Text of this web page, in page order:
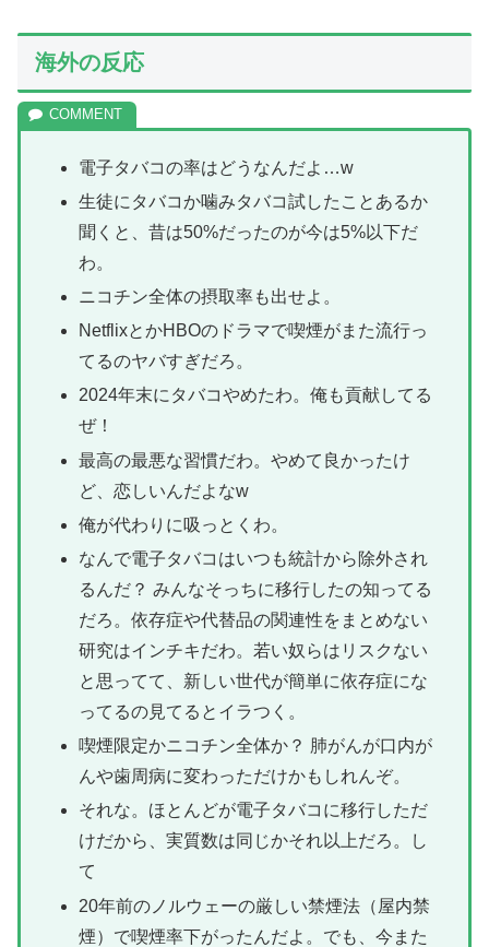
海外の反応
電子タバコの率はどうなんだよ…w
生徒にタバコか噛みタバコ試したことあるか
聞くと、昔は50%だったのが今は5%以下だ
わ。
ニコチン全体の摂取率も出せよ。
NetflixとかHBOのドラマで喫煙がまた流行っ
てるのヤバすぎだろ。
2024年末にタバコやめたわ。俺も貢献してる
ぜ！
最高の最悪な習慣だわ。やめて良かったけ
ど、恋しいんだよなw
俺が代わりに吸っとくわ。
なんで電子タバコはいつも統計から除外され
るんだ？ みんなそっちに移行したの知ってる
だろ。依存症や代替品の関連性をまとめない
研究はインチキだわ。若い奴らはリスクない
と思ってて、新しい世代が簡単に依存症にな
ってるの見てるとイラつく。
喫煙限定かニコチン全体か？ 肺がんが口内が
んや歯周病に変わっただけかもしれんぞ。
それな。ほとんどが電子タバコに移行しただ
けだから、実質数は同じかそれ以上だろ。し
て
20年前のノルウェーの厳しい禁煙法（屋内禁
煙）で喫煙率下がったんだよ。でも、今また